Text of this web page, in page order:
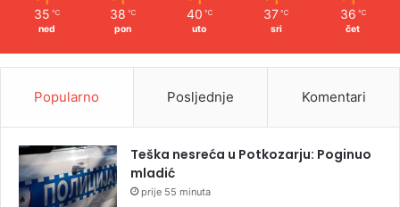
35 ℃
ned
38 ℃
pon
40 ℃
uto
37 ℃
sri
36 ℃
čet
Popularno Posljednje Komentari
Teška nesreća u Potkozarju: Poginuo
mladić
prije 55 minuta